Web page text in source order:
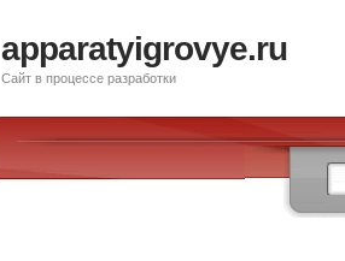
apparatyigrovye.ru
Сайт в процессе разработки